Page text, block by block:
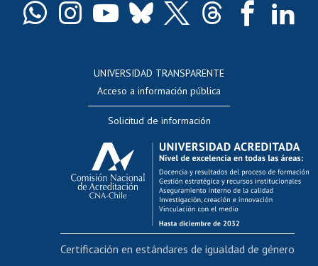
Docentes
Evaluación docente
Calificación académica
Postulación al AUCAI
Funcionarias/os
Cursos internos de capacitación
Bienestar del personal
Portal de movilidad interna
UNIVERSIDAD TRANSPARENTE
Acceso a información pública
Solicitud de información
Certificación en estándares de igualdad de género